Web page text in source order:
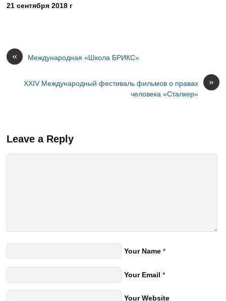
21 сентября 2018 г
« Международная «Школа БРИКС»
»
XXIV Международный фестиваль фильмов о правах
человека «Сталкер»
Leave a Reply
Your Name *
Your Email *
Your Website